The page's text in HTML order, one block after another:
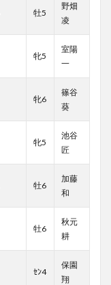
牡5
野畑
凌
牝5
室陽
一
牝6
篠谷
葵
牝5
池谷
匠
牡6
加藤
和
牡6
秋元
耕
ｾﾝ4
保園
翔